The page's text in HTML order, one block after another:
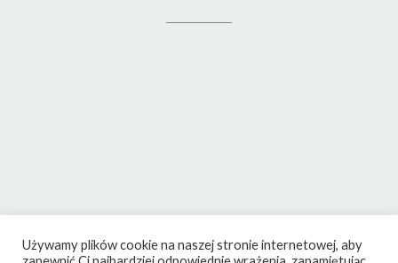
Używamy plików cookie na naszej stronie internetowej, aby